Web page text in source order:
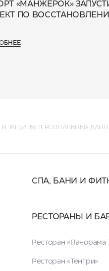
«МАНЖЕРОК»
ПО
И ЗАЩИТЫ ПЕРСОНАЛЬНЫХ
СПА, БАНИ И
РЕСТОРАНЫ И
Ресторан «Панорама
Ресторан «Тенгри»